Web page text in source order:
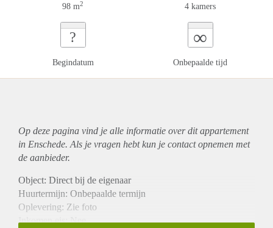
98 m2 4 kamers
?
Begindatum
∞
Onbepaalde tijd
Op deze pagina vind je alle informatie over ditappartement
in Enschede. Als je vragen hebt kun je contact opnemen met
de aanbieder.
Object: Direct bij de eigenaar
Huurtermijn: Onbepaalde termijn
Oplevering: Zie foto
Inkomen eis: Nee